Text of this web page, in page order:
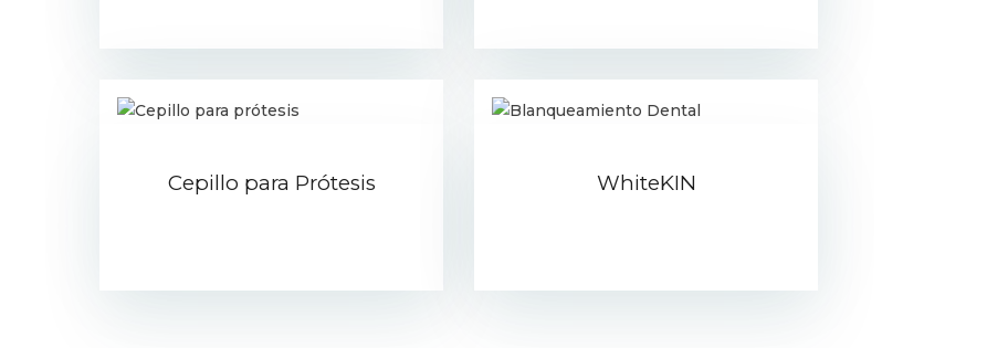
Cepillo para Prótesis WhiteKIN